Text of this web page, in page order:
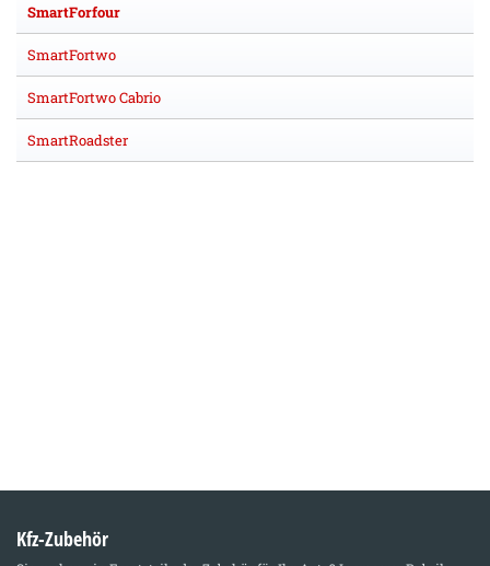
SmartForfour
SmartFortwo
SmartFortwo Cabrio
SmartRoadster
Kfz-Zubehör